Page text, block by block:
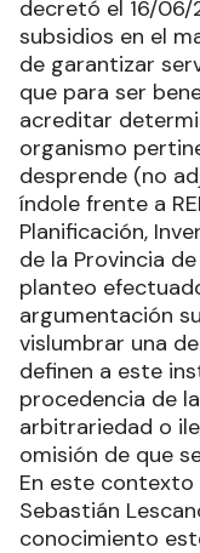
decretó el 16/06/
subsidios en el
de garantizar
que para ser
acreditar
organismo
desprende (no
índole frente a
Planificación,
de la Provincia
planteo
argumentación
vislumbrar una
definen a este
procedencia de
arbitrariedad o
omisión de que
En este contexto
Sebastián
conocimiento